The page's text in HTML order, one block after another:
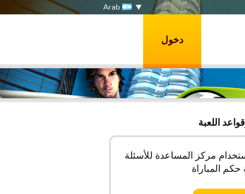
دخول
اللعبة
مركز المساعدة للأسئلة
المباراة